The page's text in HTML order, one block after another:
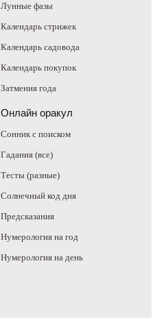
Лунные фазы
Календарь стрижек
Календарь садовода
Календарь покупок
Затмения года
Онлайн оракул
Cонник с поиском
Гадания (все)
Тесты (разные)
Солнечный код дня
Предсказания
Нумерология на год
Нумерология на день